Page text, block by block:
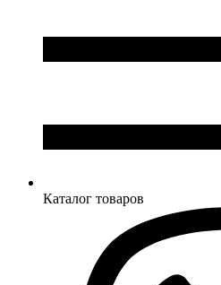
Каталог товаров